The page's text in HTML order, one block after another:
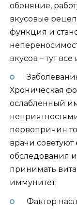
обоняние,
вкусовые
функция и
вкусов – тут
Хроническая
ослабленный
первопричин
врачи
обследования
принимать
иммунитет;
Фактор